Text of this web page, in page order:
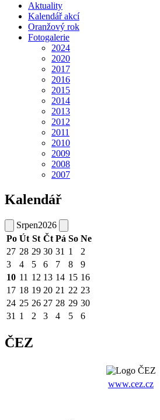
Aktuality
Kalendář akcí
Oranžový rok
Fotogalerie
2024
2020
2017
2016
2015
2014
2013
2012
2011
2010
2009
2008
2007
Kalendář
Srpen2026
Po Út St Čt Pá So Ne
27 28 29 30 31 1
2
3
4 5 6 7 8
9
10 11 12 13 14 15 16
17 18 19 20 21 22 23
24 25 26 27 28 29 30
31 1 2 3 4 5 6
ČEZ
www.cez.cz